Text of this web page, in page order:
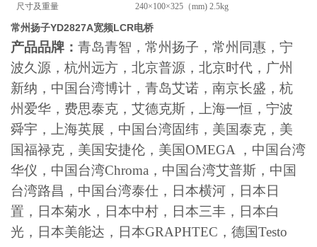
尺寸及重量 240×100×325（mm) 2.5kg
常州扬子YD2827A宽频LCR电桥
产品品牌：青岛青智，常州扬子，常州同惠，宁
波久源，杭州远方，北京普源，北京时代，广州
新纳，中国台湾博计，青岛艾诺，南京长盛，杭
州爱华，费思泰克，艾德克斯，上海一恒，宁波
舜宇，上海英展，中国台湾固纬，美国泰克，美
国福禄克，美国安捷伦，美国OMEGA ，中国台湾
华仪，中国台湾Chroma，中国台湾艾普斯，中国
台湾路昌，中国台湾泰仕，日本横河，日本日
置，日本菊水，日本中村，日本三丰，日本白
光，日本美能达，日本GRAPHTEC，德国Testo